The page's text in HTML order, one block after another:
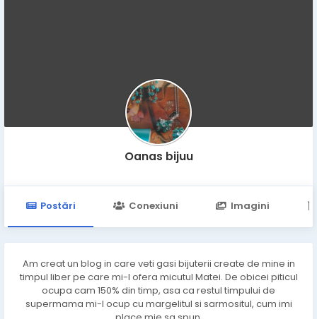
Oanas bijuu
Postări Conexiuni Imagini
Am creat un blog in care veti gasi bijuterii create de mine in
timpul liber pe care mi-l ofera micutul Matei. De obicei piticul
ocupa cam 150% din timp, asa ca restul timpului de
supermama mi-l ocup cu margelitul si sarmositul, cum imi